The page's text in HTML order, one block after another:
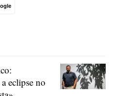
eclipse no